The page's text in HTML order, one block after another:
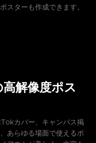
スターも作成できます。
解像度ポス
カバー、キャンパス掲
あらゆる場面で使えるポ